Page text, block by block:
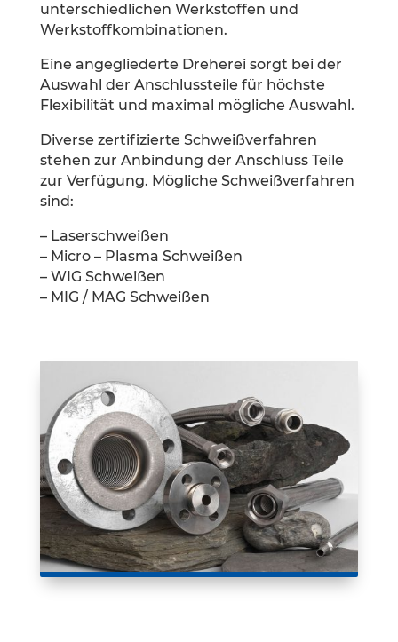
unterschiedlichen Werkstoffen und
Werkstoffkombinationen.
Eine angegliederte Dreherei sorgt bei der
Auswahl der Anschlussteile für höchste
Flexibilität und maximal mögliche Auswahl.
Diverse zertifizierte Schweißverfahren
stehen zur Anbindung der Anschluss Teile
zur Verfügung. Mögliche Schweißverfahren
sind:
– Laserschweißen
– Micro – Plasma Schweißen
– WIG Schweißen
– MIG / MAG Schweißen